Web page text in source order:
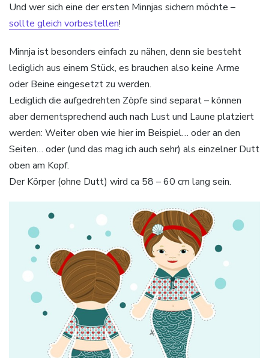
Und wer sich eine der ersten Minnjas sichern möchte –
sollte gleich vorbestellen!
Minnja ist besonders einfach zu nähen, denn sie besteht
lediglich aus einem Stück, es brauchen also keine Arme
oder Beine eingesetzt zu werden.
Lediglich die aufgedrehten Zöpfe sind separat – können
aber dementsprechend auch nach Lust und Laune platziert
werden: Weiter oben wie hier im Beispiel… oder an den
Seiten… oder (und das mag ich auch sehr) als einzelner Dutt
oben am Kopf.
Der Körper (ohne Dutt) wird ca 58 – 60 cm lang sein.